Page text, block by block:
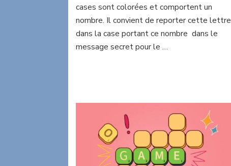
cases sont colorées et comportent un
nombre. Il convient de reporter cette lettre
dans la case portant ce nombre dans le
message secret pour le …